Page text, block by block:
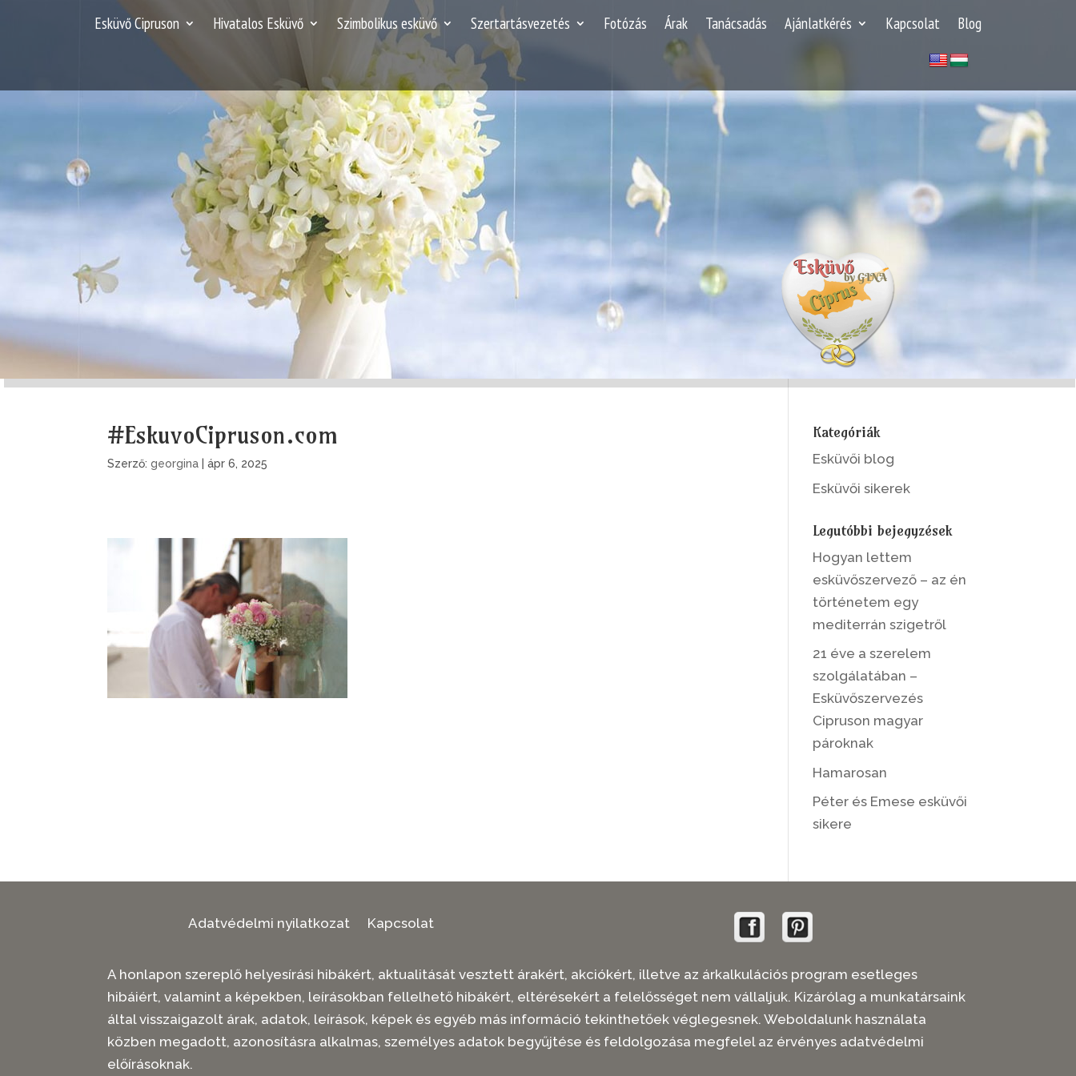
Esküvő Cipruson Hivatalos Esküvő Szimbolikus esküvő Szertartásvezetés Fotózás Árak Tanácsadás Ajánlatkérés Kapcsolat Blog
#EskuvoCipruson.com
Szerző: georgina |ápr 6, 2025
Kategóriák
Esküvői blog
Esküvői sikerek
Legutóbbi bejegyzések
Hogyan lettem
esküvőszervező – az én
történetem egy
mediterrán szigetről
21 éve a szerelem
szolgálatában –
Esküvőszervezés
Cipruson magyar
pároknak
Hamarosan
Péter és Emese esküvői
sikere
Adatvédelmi nyilatkozat Kapcsolat
A honlapon szereplő helyesírási hibákért, aktualitását vesztett árakért, akciókért, illetve az árkalkulációs program esetleges
hibáiért, valamint a képekben, leírásokban fellelhető hibákért, eltérésekért a felelősséget nem vállaljuk. Kizárólag a munkatársaink
által visszaigazolt árak, adatok, leírások, képek és egyéb más információ tekinthetőek véglegesnek. Weboldalunk használata
közben megadott, azonosításra alkalmas, személyes adatok begyűjtése és feldolgozása megfelel az érvényes adatvédelmi
előírásoknak.